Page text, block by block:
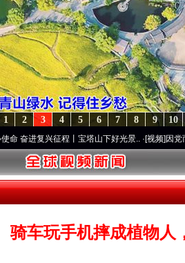
10
9
8
7
6
5
4
3
2
1
兴征程丨宝塔山下好光景..·[视频]因党而生 为党
骑车玩手机摔成植物人